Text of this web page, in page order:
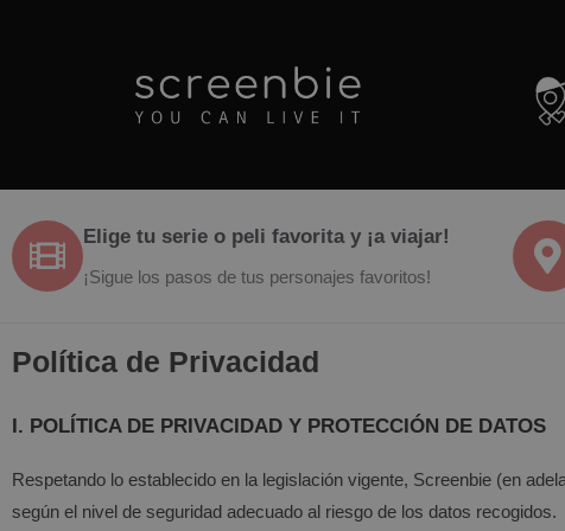
Elige tu serie o peli favorita y ¡a viajar!
¡Sigue los pasos de tus personajes favoritos!
Política de Privacidad
I. POLÍTICA DE PRIVACIDAD Y PROTECCIÓN DE DATOS
Respetando lo establecido en la legislación vigente, Screenbie (en
según el nivel de seguridad adecuado al riesgo de los datos recogidos.